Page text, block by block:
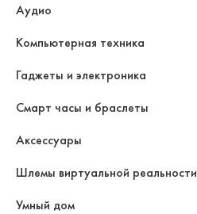
Аудио
Компьютерная техника
Гаджеты и электроника
Смарт часы и браслеты
Аксессуары
Шлемы виртуальной реальности
Умный дом